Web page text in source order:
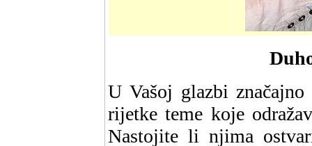
U Vašoj glazbi
rijetke teme koje
Nastojite li njima